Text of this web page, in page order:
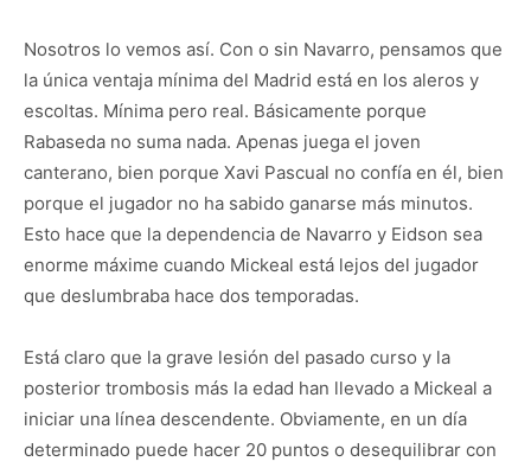
Nosotros lo vemos así. Con o sin Navarro, pensamos que
la única ventaja mínima del Madrid está en los aleros y
escoltas. Mínima pero real. Básicamente porque
Rabaseda no suma nada. Apenas juega el joven
canterano, bien porque Xavi Pascual no confía en él, bien
porque el jugador no ha sabido ganarse más minutos.
Esto hace que la dependencia de Navarro y Eidson sea
enorme máxime cuando Mickeal está lejos del jugador
que deslumbraba hace dos temporadas.
Está claro que la grave lesión del pasado curso y la
posterior trombosis más la edad han llevado a Mickeal a
iniciar una línea descendente. Obviamente, en un día
determinado puede hacer 20 puntos o desequilibrar con